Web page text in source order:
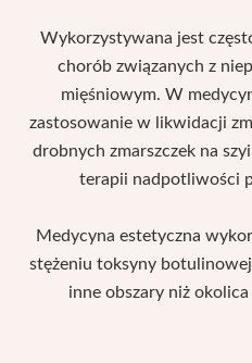
Wykorzystywana jest
chorób związanych z
mięśniowym. W
zastosowanie w likwidacji
drobnych zmarszczek na
terapii nadpotliwości
Medycyna estetyczna
stężeniu toksyny
inne obszary niż